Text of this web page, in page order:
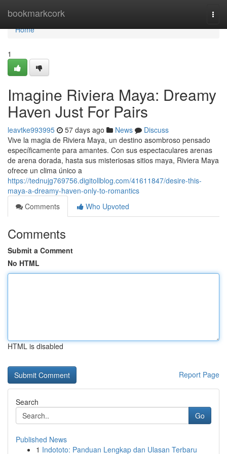
bookmarkcork
Home
Home
1
Imagine Riviera Maya: Dreamy
Haven Just For Pairs
leavtke993995 57 days ago News
Discuss
Vive la magia de Riviera Maya, un destino asombroso pensado
específicamente para amantes. Con sus espectaculares arenas
de arena dorada, hasta sus misteriosas sitios maya, Riviera Maya
ofrece un clima único a
https://tednujg769756.digitollblog.com/41611847/desire-this-
maya-a-dreamy-haven-only-to-romantics
Comments
Who Upvoted
Comments
Submit a Comment
No HTML
HTML is disabled
Report Page
Search
Go
Published News
1 Indototo: Panduan Lengkap dan Ulasan Terbaru